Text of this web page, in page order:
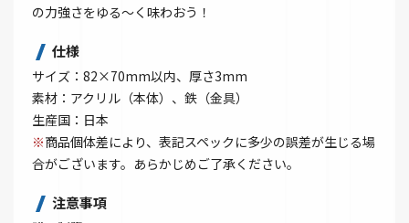
の力強さをゆる～く味わおう！
仕様
サイズ：82×70mm以内、厚さ3mm
素材：アクリル（本体）、鉄（金具）
生産国：日本
※商品個体差により、表記スペックに多少の誤差が生じる場
合がございます。あらかじめご了承ください。
注意事項